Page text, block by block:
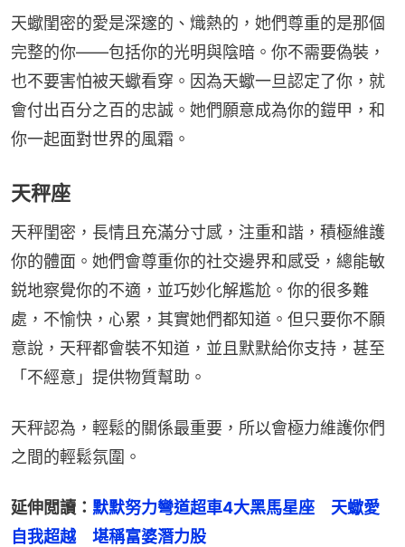
天蠍閨密的愛是深邃的、熾熱的，她們尊重的是那個
完整的你——包括你的光明與陰暗。你不需要偽裝，
也不要害怕被天蠍看穿。因為天蠍一旦認定了你，就
會付出百分之百的忠誠。她們願意成為你的鎧甲，和
你一起面對世界的風霜。
天秤座
天秤閨密，長情且充滿分寸感，注重和諧，積極維護
你的體面。她們會尊重你的社交邊界和感受，總能敏
鋭地察覺你的不適，並巧妙化解尷尬。你的很多難
處，不愉快，心累，其實她們都知道。但只要你不願
意說，天秤都會裝不知道，並且默默給你支持，甚至
「不經意」提供物質幫助。
天秤認為，輕鬆的關係最重要，所以會極力維護你們
之間的輕鬆氛圍。
延伸閲讀： 默默努力彎道超車4大黑馬星座　天蠍愛
自我超越　堪稱富婆潛力股